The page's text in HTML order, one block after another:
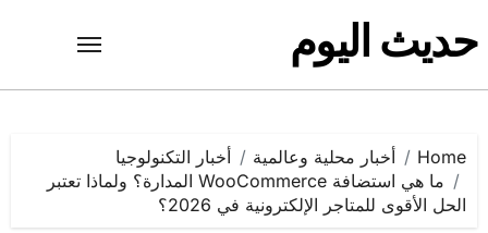
to
content
حديث اليوم
Home أخبار محلية وعالمية
أخبار التكنولوجيا
ما هي استضافة WooCommerce المدارة؟ ولماذا تعتبر
الحل الأقوى للمتاجر الإلكترونية في 2026؟